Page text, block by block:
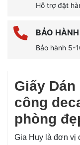
Hỗ trợ đặt
BẢO HÀNH
Bảo hành 5-
Giấy
công
phòng
Gia Huy là đơn vị